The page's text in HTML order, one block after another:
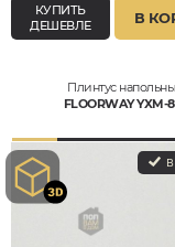
КУПИТЬ
ДЕШЕВЛЕ
В
Плинтус
FLOORWAY YXM-